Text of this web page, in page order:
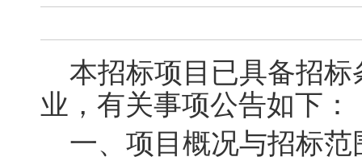
本招标项目已具备招
业，有关事项公告如下：
一、项目概况与招标范